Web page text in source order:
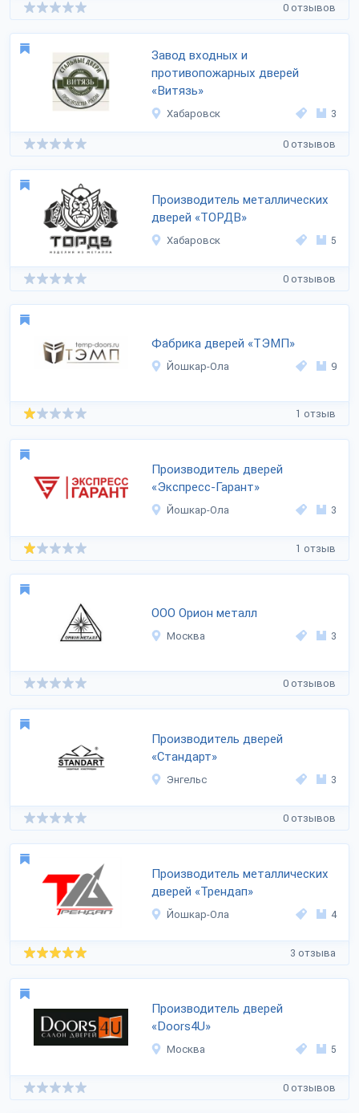
0 отзывов
Завод входных и
противопожарных дверей
«Витязь»
Хабаровск 3
0 отзывов
Производитель металлических
дверей «ТОРДВ»
Хабаровск 5
0 отзывов
Фабрика дверей «ТЭМП»
Йошкар-Ола 9
1 отзыв
Производитель дверей
«Экспресс-Гарант»
Йошкар-Ола 3
1 отзыв
ООО Орион металл
Москва 3
0 отзывов
Производитель дверей
«Стандарт»
Энгельс 3
0 отзывов
Производитель металлических
дверей «Трендап»
Йошкар-Ола 4
3 отзыва
Производитель дверей
«Doors4U»
Москва 5
0 отзывов